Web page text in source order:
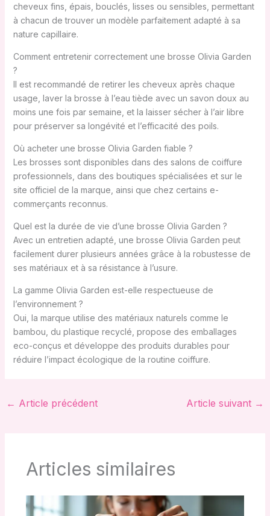
cheveux fins, épais, bouclés, lisses ou sensibles, permettant
à chacun de trouver un modèle parfaitement adapté à sa
nature capillaire.
Comment entretenir correctement une brosse Olivia Garden
?
Il est recommandé de retirer les cheveux après chaque
usage, laver la brosse à l’eau tiède avec un savon doux au
moins une fois par semaine, et la laisser sécher à l’air libre
pour préserver sa longévité et l’efficacité des poils.
Où acheter une brosse Olivia Garden fiable ?
Les brosses sont disponibles dans des salons de coiffure
professionnels, dans des boutiques spécialisées et sur le
site officiel de la marque, ainsi que chez certains e-
commerçants reconnus.
Quel est la durée de vie d’une brosse Olivia Garden ?
Avec un entretien adapté, une brosse Olivia Garden peut
facilement durer plusieurs années grâce à la robustesse de
ses matériaux et à sa résistance à l’usure.
La gamme Olivia Garden est-elle respectueuse de
l’environnement ?
Oui, la marque utilise des matériaux naturels comme le
bambou, du plastique recyclé, propose des emballages
eco-conçus et développe des produits durables pour
réduire l’impact écologique de la routine coiffure.
← Article précédent Article suivant →
Articles similaires